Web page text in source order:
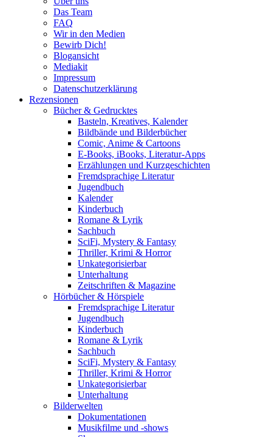
Das Team
FAQ
Wir in den Medien
Bewirb Dich!
Blogansicht
Mediakit
Impressum
Datenschutzerklärung
Rezensionen
Bücher & Gedrucktes
Basteln, Kreatives, Kalender
Bildbände und Bilderbücher
Comic, Anime & Cartoons
E-Books, iBooks, Literatur-Apps
Erzählungen und Kurzgeschichten
Fremdsprachige Literatur
Jugendbuch
Kalender
Kinderbuch
Romane & Lyrik
Sachbuch
SciFi, Mystery & Fantasy
Thriller, Krimi & Horror
Unkategorisierbar
Unterhaltung
Zeitschriften & Magazine
Hörbücher & Hörspiele
Fremdsprachige Literatur
Jugendbuch
Kinderbuch
Romane & Lyrik
Sachbuch
SciFi, Mystery & Fantasy
Thriller, Krimi & Horror
Unkategorisierbar
Unterhaltung
Bilderwelten
Dokumentationen
Musikfilme und -shows